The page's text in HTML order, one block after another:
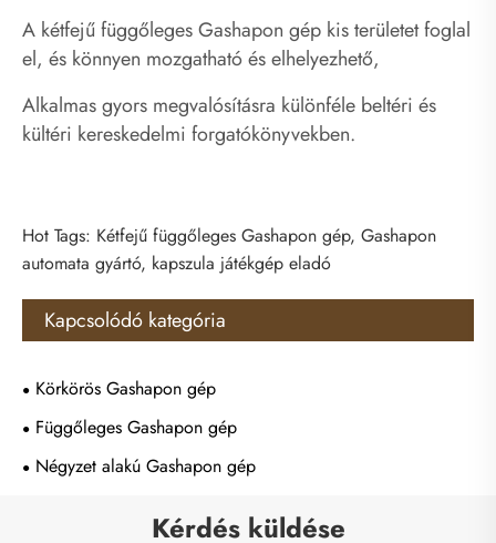
A kétfejű függőleges Gashapon gép kis területet foglal
el, és könnyen mozgatható és elhelyezhető,
Alkalmas gyors megvalósításra különféle beltéri és
kültéri kereskedelmi forgatókönyvekben.
Hot Tags: Kétfejű függőleges Gashapon gép, Gashapon
automata gyártó, kapszula játékgép eladó
Kapcsolódó kategória
Körkörös Gashapon gép
Függőleges Gashapon gép
Négyzet alakú Gashapon gép
Kérdés küldése